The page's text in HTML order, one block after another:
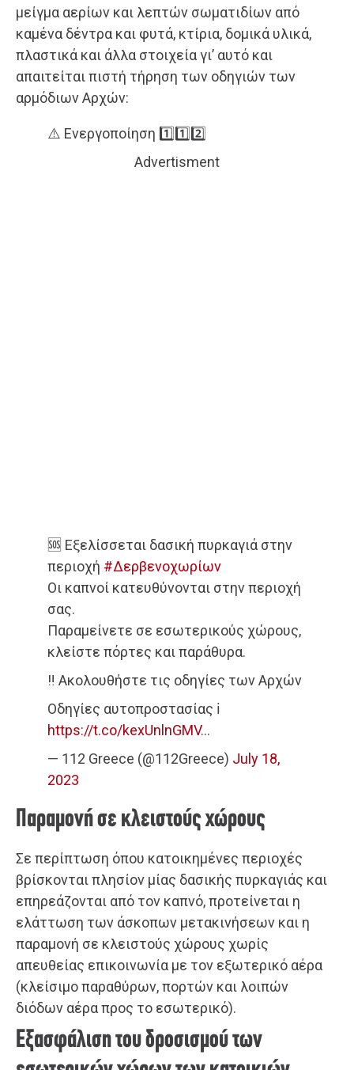
μείγμα αερίων και λεπτών σωματιδίων από
καμένα δέντρα και φυτά, κτίρια, δομικά υλικά,
πλαστικά και άλλα στοιχεία γι’ αυτό και
απαιτείται πιστή τήρηση των οδηγιών των
αρμόδιων Αρχών:
⚠️ Ενεργοποίηση 1️⃣1️⃣2️⃣
Advertisment
🆘 Εξελίσσεται δασική πυρκαγιά στην
περιοχή #Δερβενοχωρίων
Οι καπνοί κατευθύνονται στην περιοχή
σας.
Παραμείνετε σε εσωτερικούς χώρους,
κλείστε πόρτες και παράθυρα.
‼️ Ακολουθήστε τις οδηγίες των Αρχών
Οδηγίες αυτοπροστασίας ℹ️
https://t.co/kexUnlnGMV…
— 112 Greece (@112Greece) July 18,
2023
Παραμονή σε κλειστούς χώρους
Σε περίπτωση όπου κατοικημένες περιοχές
βρίσκονται πλησίον μίας δασικής πυρκαγιάς και
επηρεάζονται από τον καπνό, προτείνεται η
ελάττωση των άσκοπων μετακινήσεων και η
παραμονή σε κλειστούς χώρους χωρίς
απευθείας επικοινωνία με τον εξωτερικό αέρα
(κλείσιμο παραθύρων, πορτών και λοιπών
διόδων αέρα προς το εσωτερικό).
Εξασφάλιση του δροσισμού των